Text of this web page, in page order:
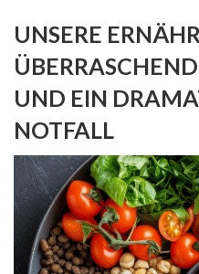
UNSERE
UND EIN
NOTFALL